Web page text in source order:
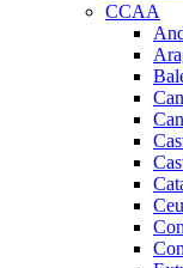
CCAA